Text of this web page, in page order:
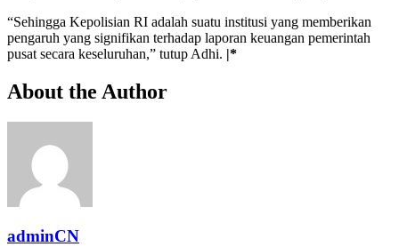
“Sehingga Kepolisian RI adalah suatu institusi yang memberikan
pengaruh yang signifikan terhadap laporan keuangan pemerintah
pusat secara keseluruhan,” tutup Adhi. |*
About the Author
adminCN